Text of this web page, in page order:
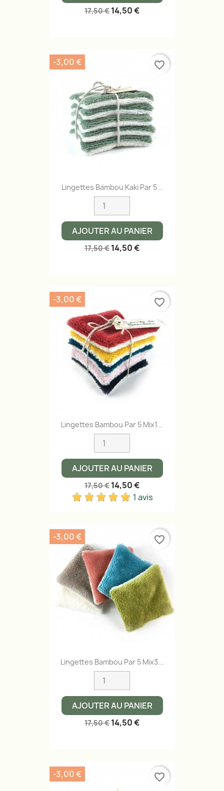
17,50 € 14,50 €
Lingettes Bambou Kaki Par 5...
AJOUTER AU PANIER
17,50 € 14,50 €
-3,00 € favorite_border
Lingettes Bambou Par 5 Mix1...
AJOUTER AU PANIER
17,50 € 14,50 €
1 avis
-3,00 € favorite_border
Lingettes Bambou Par 5 Mix3...
AJOUTER AU PANIER
17,50 € 14,50 €
-3,00 € favorite_border
-3,00 € favorite_border